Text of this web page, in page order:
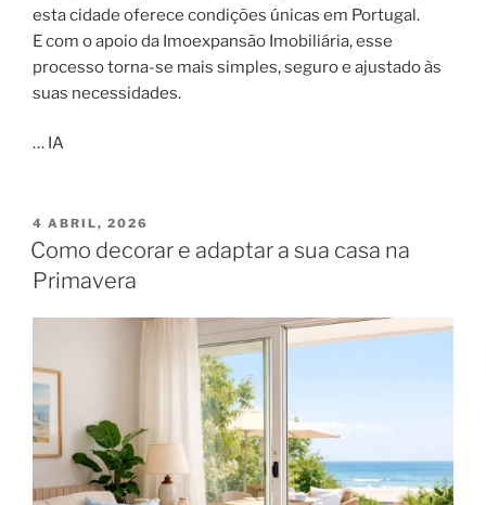
esta cidade oferece condições únicas em Portugal.
E com o apoio da Imoexpansão Imobiliária, esse
processo torna-se mais simples, seguro e ajustado às
suas necessidades.
… IA
PUBLICADO
EM
4 ABRIL, 2026
Como decorar e adaptar a sua casa na
Primavera